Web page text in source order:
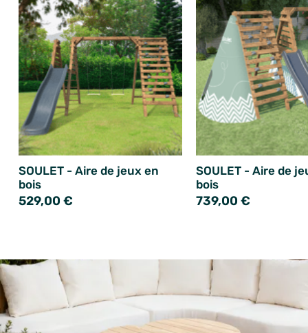
SOULET - Aire de jeux en
bois
529,00 €
SOULET - Aire de
bois
739,00 €